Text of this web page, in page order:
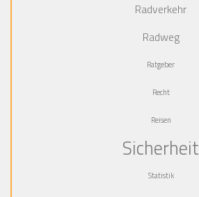
Radverkehr
Radweg
Ratgeber
Recht
Reisen
Sicherheit
Statistik